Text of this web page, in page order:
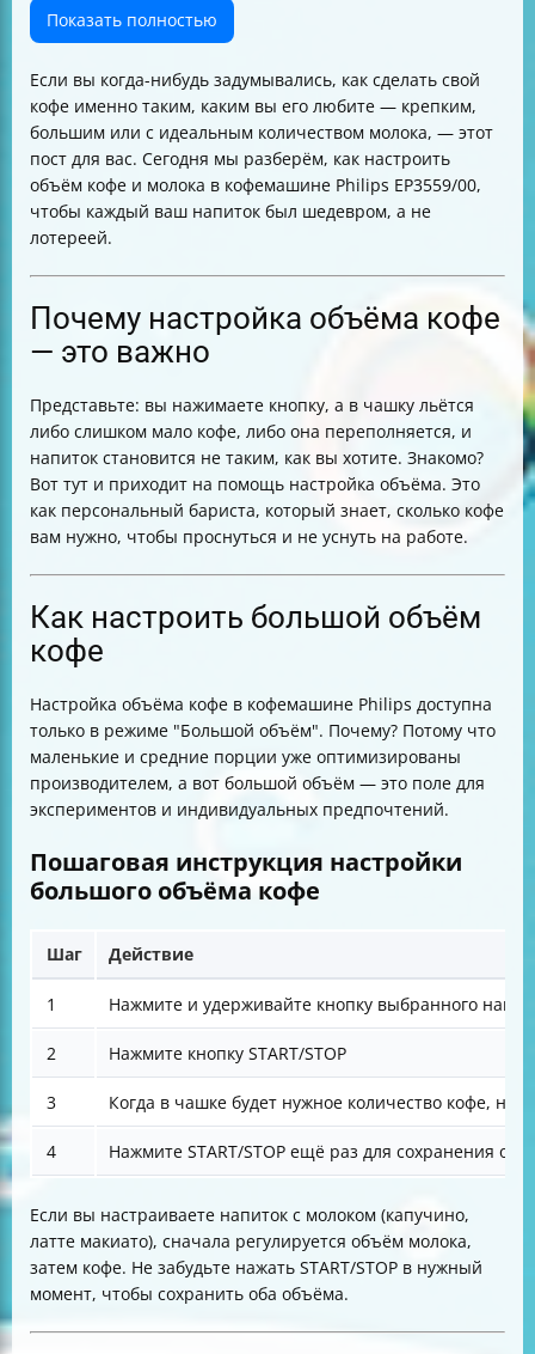
Как изменить уровень крепости кофе
Какие чашки использовать
количеством кофе или молока
Очистка сосуда для молока — залог вкусного напитка
Советы и меры предосторожности при настройке
объёма
Итоговая таблица: как настроить объём кофе и
молока в Philips EP3559/00
Показать полностью
Если вы когда-нибудь задумывались, как сделать свой
кофе именно таким, каким вы его любите — крепким,
большим или с идеальным количеством молока, — этот
пост для вас. Сегодня мы разберём, как настроить
объём кофе и молока в кофемашине Philips EP3559/00,
чтобы каждый ваш напиток был шедевром, а не
лотереей.
Почему настройка объёма кофе
— это важно
Представьте: вы нажимаете кнопку, а в чашку льётся
либо слишком мало кофе, либо она переполняется, и
напиток становится не таким, как вы хотите. Знакомо?
Вот тут и приходит на помощь настройка объёма. Это
как персональный бариста, который знает, сколько кофе
вам нужно, чтобы проснуться и не уснуть на работе.
Как настроить большой объём
кофе
Настройка объёма кофе в кофемашине Philips доступна
только в режиме "Большой объём". Почему? Потому что
маленькие и средние порции уже оптимизированы
производителем, а вот большой объём — это поле для
экспериментов и индивидуальных предпочтений.
Пошаговая инструкция настройки
большого объёма кофе
Шаг Действие
1 Нажмите и удерживайте кнопку выбранного
2 Нажмите кнопку START/STOP
3 Когда в чашке будет нужное количество кофе,
4 Нажмите START/STOP ещё раз для сохранения
Если вы настраиваете напиток с молоком (капучино,
латте макиато), сначала регулируется объём молока,
затем кофе. Не забудьте нажать START/STOP в нужный
момент, чтобы сохранить оба объёма.